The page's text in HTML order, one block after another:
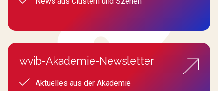
wvib-Akademie-Newsletter
Aktuelles aus der Akademie